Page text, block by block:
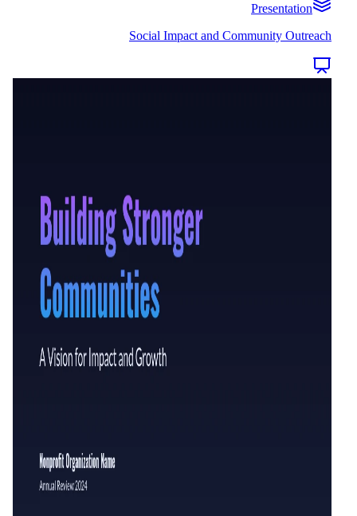
Presentation
Social Impact and Community Outreach